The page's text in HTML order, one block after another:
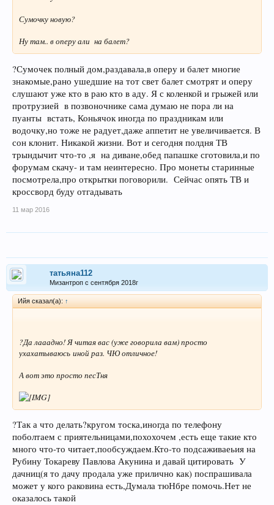
Сумочку новую?
Ну там.. в оперу али на балет?
?Сумочек полный дом,раздавала,в оперу и балет многие
знакомые,рано ушедшие на тот свет балет смотрят и оперу
слушают уже кто в раю кто в аду. Я с коленкой и грыжей или
протрузией в позвоночнике сама думаю не пора ли на
пуанты встать, Коньячок иногда по праздникам или
водочку,но тоже не радует,даже аппетит не увеличивается. В
сон клонит. Никакой жизни. Вот и сегодня полдня ТВ
трындычит что-то ,я на диване,обед папашке сготовила,и по
форумам скачу- и там неинтересно. Про монеты старинные
посмотрела,про открытки поговорили. Сейчас опять ТВ и
кроссворд буду отгадывать
11 мар 2016
татьяна112
Мизантроп с сентября 2018г
Ийя сказал(а): ↑
?Да лааадно! Я читая вас (уже говорила вам) просто
ухахатываюсь иной раз. ЧЮ отличное!
А вот это просто песТня
?Так а что делать?кругом тоска,иногда по телефону
поболтаем с приятельницами,похохочем ,есть еще такие кто
много что-то читает,пообсуждаем.Кто-то подсаживаеьия на
Рубину Токареву Павлова Акунина и давай цитировать У
дачниц(я то дачу продала уже прилично как) поспрашивала
может у кого раковина есть,Думала тюНбре помочь.Нет не
оказалось такой